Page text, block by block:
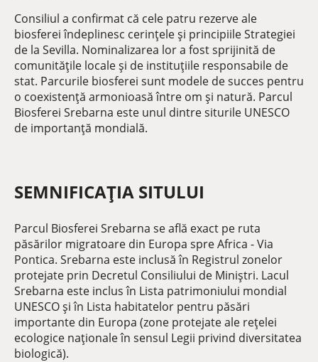
Consiliul a confirmat că cele patru rezerve ale
biosferei îndeplinesc cerințele și principiile Strategiei
de la Sevilla. Nominalizarea lor a fost sprijinită de
comunitățile locale și de instituțiile responsabile de
stat. Parcurile biosferei sunt modele de succes pentru
o coexistență armonioasă între om și natură. Parcul
Biosferei Srebarna este unul dintre siturile UNESCO
de importanță mondială.
SEMNIFICAȚIA SITULUI
Parcul Biosferei Srebarna se află exact pe ruta
păsărilor migratoare din Europa spre Africa - Via
Pontica. Srebarna este inclusă în Registrul zonelor
protejate prin Decretul Consiliului de Miniștri. Lacul
Srebarna este inclus în Lista patrimoniului mondial
UNESCO și în Lista habitatelor pentru păsări
importante din Europa (zone protejate ale rețelei
ecologice naționale în sensul Legii privind diversitatea
biologică).